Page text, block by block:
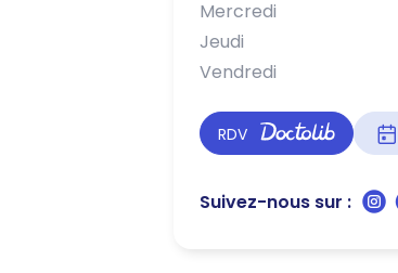
Mercredi
Jeudi
Vendredi
RDV
Suivez-nous sur :